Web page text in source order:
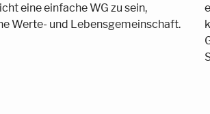
eine einfache WG zu sein,
Werte- und Lebensgemeinschaft.